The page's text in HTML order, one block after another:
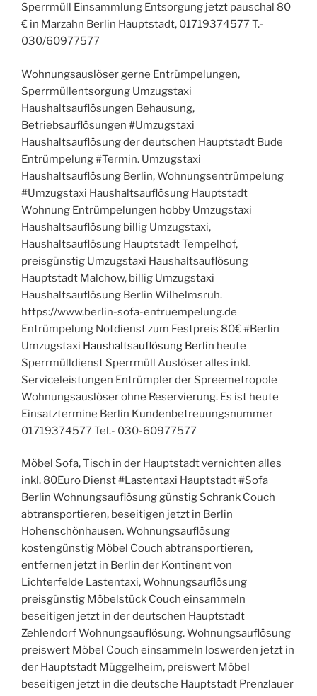
Sperrmüll Einsammlung Entsorgung jetzt pauschal 80
€ in Marzahn Berlin Hauptstadt, 01719374577 T.-
030/60977577
Wohnungsauslöser gerne Entrümpelungen,
Sperrmüllentsorgung Umzugstaxi
Haushaltsauflösungen Behausung,
Betriebsauflösungen #Umzugstaxi
Haushaltsauflösung der deutschen Hauptstadt Bude
Entrümpelung #Termin. Umzugstaxi
Haushaltsauflösung Berlin, Wohnungsentrümpelung
#Umzugstaxi Haushaltsauflösung Hauptstadt
Wohnung Entrümpelungen hobby Umzugstaxi
Haushaltsauflösung billig Umzugstaxi,
Haushaltsauflösung Hauptstadt Tempelhof,
preisgünstig Umzugstaxi Haushaltsauflösung
Hauptstadt Malchow, billig Umzugstaxi
Haushaltsauflösung Berlin Wilhelmsruh.
https://www.berlin-sofa-entruempelung.de
Entrümpelung Notdienst zum Festpreis 80€ #Berlin
Umzugstaxi Haushaltsauflösung Berlin heute
Sperrmülldienst Sperrmüll Auslöser alles inkl.
Serviceleistungen Entrümpler der Spreemetropole
Wohnungsauslöser ohne Reservierung. Es ist heute
Einsatztermine Berlin Kundenbetreuungsnummer
01719374577 Tel.- 030-60977577
Möbel Sofa, Tisch in der Hauptstadt vernichten alles
inkl. 80Euro Dienst #Lastentaxi Hauptstadt #Sofa
Berlin Wohnungsauflösung günstig Schrank Couch
abtransportieren, beseitigen jetzt in Berlin
Hohenschönhausen. Wohnungsauflösung
kostengünstig Möbel Couch abtransportieren,
entfernen jetzt in Berlin der Kontinent von
Lichterfelde Lastentaxi, Wohnungsauflösung
preisgünstig Möbelstück Couch einsammeln
beseitigen jetzt in der deutschen Hauptstadt
Zehlendorf Wohnungsauflösung. Wohnungsauflösung
preiswert Möbel Couch einsammeln loswerden jetzt in
der Hauptstadt Müggelheim, preiswert Möbel
beseitigen jetzt in die deutsche Hauptstadt Prenzlauer